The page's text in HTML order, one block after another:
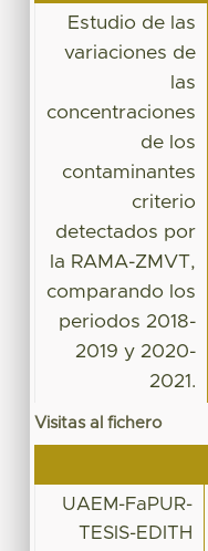
Estudio de las
variaciones de
las
concentraciones
de los
contaminantes
criterio
detectados por
la RAMA-ZMVT,
comparando los
periodos 2018-
2019 y 2020-
2021.
Visitas al fichero
UAEM-FaPUR-
TESIS-EDITH